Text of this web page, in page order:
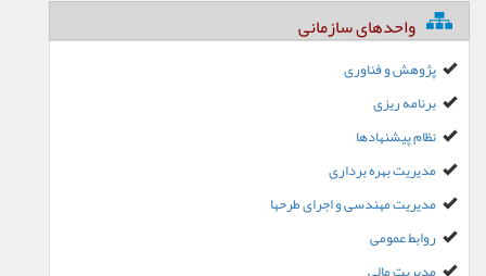
واحدهای سازمانی
پژوهش و فناوری
برنامه ریزی
نظام پیشنهادها
مدیریت بهره برداری
مدیریت مهندسی و اجرای طرحها
روابط عمومی